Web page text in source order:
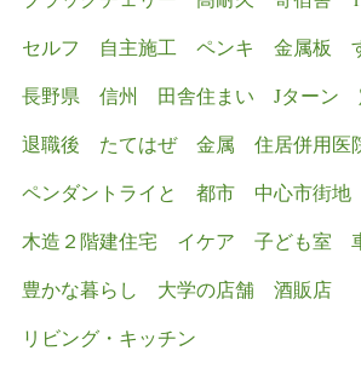
セルフ
自主施工 ペンキ 金属板
長野県
信州 田舎住まい Jターン
退職後
たてはぜ 金属 住居併用医
ペンダントライと
都市 中心市街地
木造２階建住宅
イケア 子ども室
豊かな暮らし
大学の店舗
酒販店
リビング・キッチン